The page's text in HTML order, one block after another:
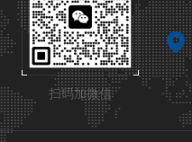
扫码加微信